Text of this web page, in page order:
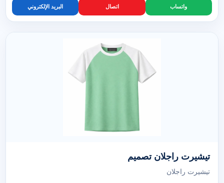
واتساب اتصال البريد الإلكتروني
تيشيرت راجلان تصميم
تيشيرت راجلان